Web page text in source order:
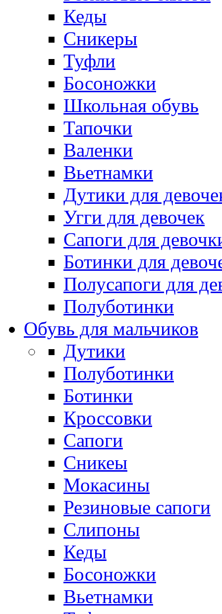
Кеды
Сникеры
Туфли
Босоножки
Школьная обувь
Тапочки
Валенки
Вьетнамки
Дутики для
Угги для девочек
Сапоги для
Ботинки для
Полусапоги для
Полуботинки
Обувь для мальчиков
Дутики
Полуботинки
Ботинки
Кроссовки
Сапоги
Сникеы
Мокасины
Резиновые сапоги
Слипоны
Кеды
Босоножки
Вьетнамки